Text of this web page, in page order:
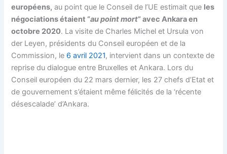
européens, au point que le Conseil de l’UE estimait que les
négociations étaient “au point mort” avec Ankara en
octobre 2020. La visite de Charles Michel et Ursula von
der Leyen, présidents du Conseil européen et de la
Commission, le 6 avril 2021, intervient dans un contexte de
reprise du dialogue entre Bruxelles et Ankara. Lors du
Conseil européen du 22 mars dernier, les 27 chefs d’Etat et
de gouvernement s’étaient même félicités de la ‘récente
désescalade’ d’Ankara.